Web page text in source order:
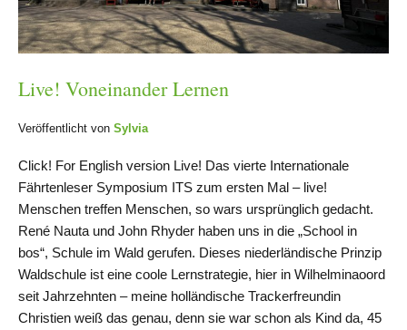
Live! Voneinander Lernen
Veröffentlicht von Sylvia
Click! For English version Live! Das vierte Internationale
Fährtenleser Symposium ITS zum ersten Mal – live!
Menschen treffen Menschen, so wars ursprünglich gedacht.
René Nauta und John Rhyder haben uns in die „School in
bos“, Schule im Wald gerufen. Dieses niederländische Prinzip
Waldschule ist eine coole Lernstrategie, hier in Wilhelminaoord
seit Jahrzehnten – meine holländische Trackerfreundin
Christien weiß das genau, denn sie war schon als Kind da, 45